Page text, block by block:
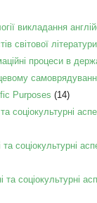
викладання
світової літератури
процеси в
Purposes (14)
та соціокультурні
та соціокультурні
та соціокультурні